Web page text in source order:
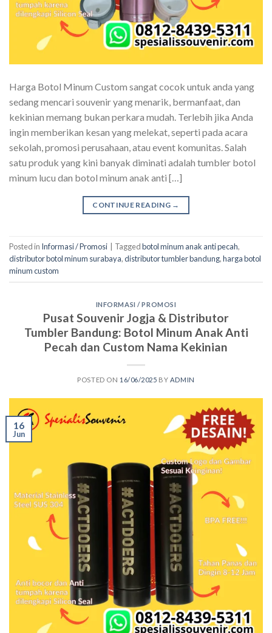
Harga Botol Minum Custom sangat cocok untuk anda yang
sedang mencari souvenir yang menarik, bermanfaat, dan
kekinian memang bukan perkara mudah. Terlebih jika Anda
ingin memberikan kesan yang melekat, seperti pada acara
sekolah, promosi perusahaan, atau event komunitas. Salah
satu produk yang kini banyak diminati adalah tumbler botol
minum lucu dan botol minum anak anti […]
CONTINUE READING →
Posted in Informasi / Promosi Taggedbotol minum anak anti pecah,
distributor botol minum surabaya,distributor tumbler bandung,harga botol
minum custom
INFORMASI / PROMOSI
Pusat Souvenir Jogja & Distributor
Tumbler Bandung: Botol Minum Anak Anti
Pecah dan Custom Nama Kekinian
POSTED ON 16/06/2025 BY ADMIN
16
Jun